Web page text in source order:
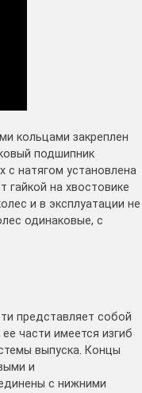
кольцами закреплен
подшипник
с натягом установлена
гайкой на хвостовике
и в эксплуатации не
одинаковые, с
представляет собой
части имеется изгиб
выпуска. Концы
и
с нижними